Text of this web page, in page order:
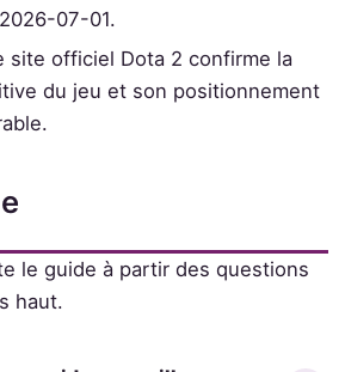
07-01.
site officiel Dota 2 confirme la
du jeu et son positionnement
le guide à partir des questions
haut.